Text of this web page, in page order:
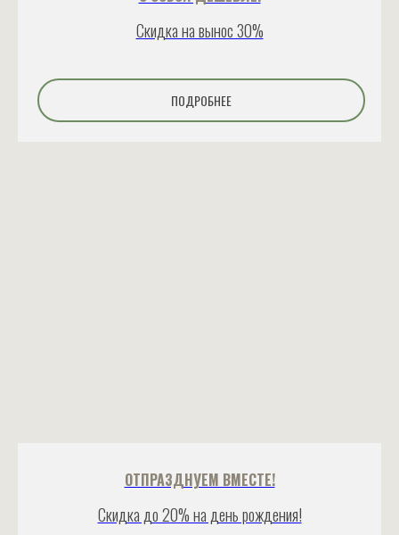
Скидка на вынос 30%
ПОДРОБНЕЕ
ОТПРАЗДНУЕМ ВМЕСТЕ!
Скидка до 20% на день рождения!